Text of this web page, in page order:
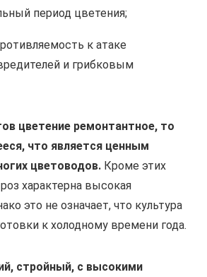
период цветения;
к атаке
и грибковым
цветение ремонтантное, то
что является ценным
цветоводов. Кроме этих
характерна высокая
это не означает, что культура
к холодному времени года.
стройный, с высокими